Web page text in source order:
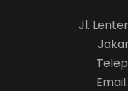
Jl.
Email.